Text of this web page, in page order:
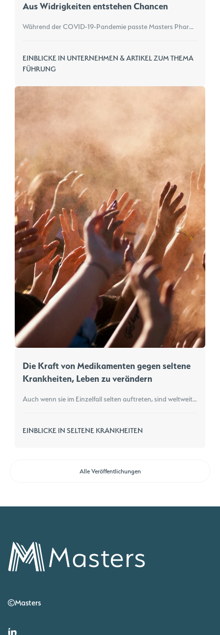
Aus Widrigkeiten entstehen Chancen
Während der COVID-19-Pandemie passte Masters Pharma seine Logistik, Verpackung und Lieferkette an, um sicherzustellen, dass lebensrettende Medikamente die Patienten in Entwicklungsländern erreichten. Erfahren Sie mehr darüber, wie Innovation, Teamarbeit und Durchhaltevermögen Herausforderungen in Chancen verwandelten, um den weltweiten Zugang zu lebenswichtigen Therapien zu verbessern.
EINBLICKE IN UNTERNEHMEN & ARTIKEL ZUM THEMA
FÜHRUNG
Die Kraft von Medikamenten gegen seltene
Krankheiten, Leben zu verändern
Auch wenn sie im Einzelfall selten auftreten, sind weltweit Millionen von Menschen von seltenen Krankheiten betroffen. Viele davon sind genetisch bedingt, andere werden durch Umweltfaktoren oder unbekannte Ursachen ausgelöst – doch nur für einen kleinen Prozentsatz gibt es zugelassene Behandlungsmethoden. Erfahren Sie mehr über die Ursachen seltener Krankheiten, die Herausforderungen bei der Entwicklung von Therapien und darüber, wie ein verbesserter Zugang zu Medikamenten das Leben der Betroffenen verändert.
EINBLICKE IN SELTENE KRANKHEITEN
Alle Veröffentlichungen
Masters